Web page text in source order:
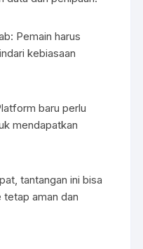
Pemain harus
kebiasaan
baru perlu
mendapatkan
tantangan ini bisa
aman dan